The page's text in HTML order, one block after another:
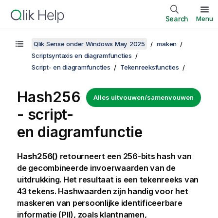
Search Menu
Qlik Sense onder Windows May 2025
maken
Scriptsyntaxis en diagramfuncties
Script- en diagramfuncties
Tekenreeksfuncties
Alles uitvouwen/samenvouwen
Hash256
- script-
en diagramfunctie
Hash256() retourneert een 256-bits hash van
de gecombineerde invoerwaarden van de
uitdrukking. Het resultaat is een tekenreeks van
43 tekens. Hashwaarden zijn handig voor het
maskeren van persoonlijke identificeerbare
informatie (PII), zoals klantnamen,